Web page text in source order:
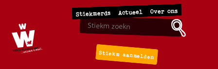
Stiekmerds Actueel Over ons
Stiekm aanmelden